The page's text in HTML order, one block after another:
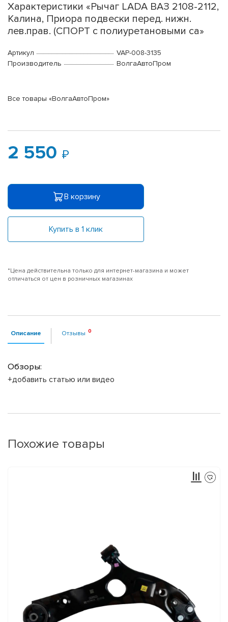
Характеристики «Рычаг LADA ВАЗ 2108-2112,
Калина, Приора подвески перед. нижн.
лев.прав. (СПОРТ с полиуретановыми са»
Артикул
VAP-008-3135
Производитель
ВолгаАвтоПром
Все товары «ВолгаАвтоПром»
2 550
В корзину
Купить в 1 клик
*Цена действительна только для интернет-магазина и может
отличаться от цен в розничных магазинах
Описание Отзывы
Обзоры:
+добавить статью или видео
Похожие товары